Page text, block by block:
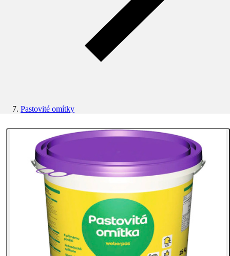
Pastovité omítky